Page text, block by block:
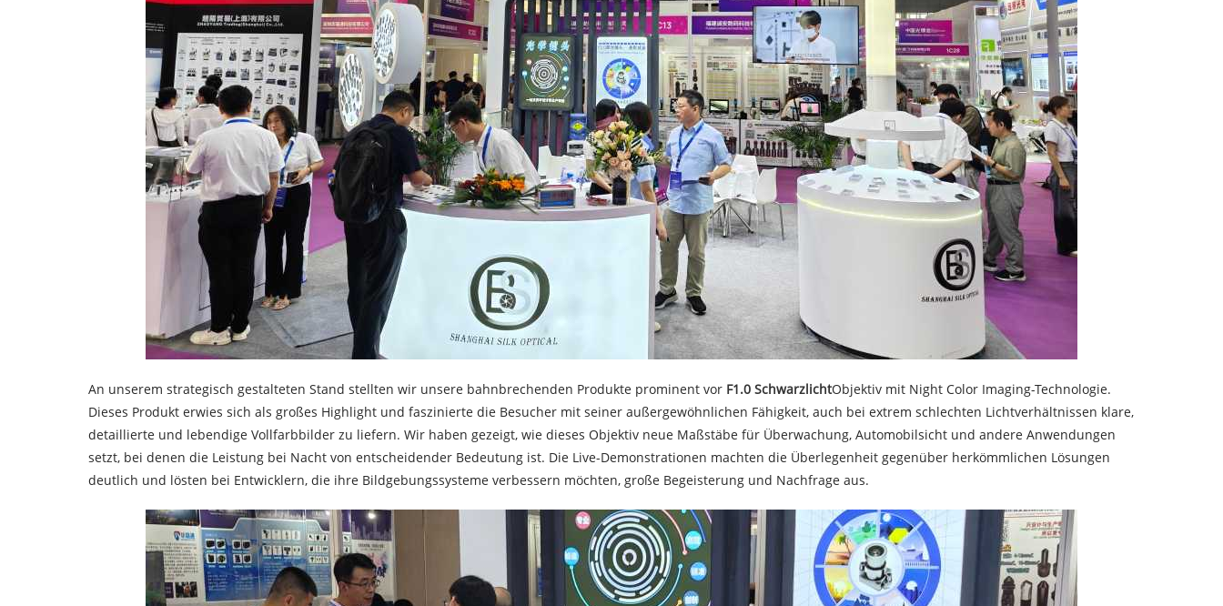
An unserem strategisch gestalteten Stand stellten wir unsere bahnbrechenden Produkte prominent vor F1.0 SchwarzlichtObjektiv mit Night Color Imaging-Technologie.
Dieses Produkt erwies sich als großes Highlight und faszinierte die Besucher mit seiner außergewöhnlichen Fähigkeit, auch bei extrem schlechten Lichtverhältnissen klare,
detaillierte und lebendige Vollfarbbilder zu liefern. Wir haben gezeigt, wie dieses Objektiv neue Maßstäbe für Überwachung, Automobilsicht und andere Anwendungen
setzt, bei denen die Leistung bei Nacht von entscheidender Bedeutung ist. Die Live-Demonstrationen machten die Überlegenheit gegenüber herkömmlichen Lösungen
deutlich und lösten bei Entwicklern, die ihre Bildgebungssysteme verbessern möchten, große Begeisterung und Nachfrage aus.